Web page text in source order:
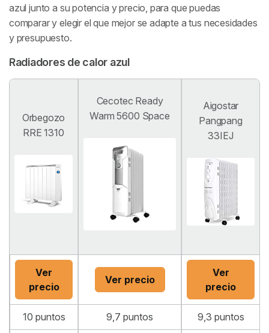
azul junto a su potencia y precio, para que puedas
comparar y elegir el que mejor se adapte a tus necesidades
y presupuesto.
Radiadores de calor azul
Orbegozo
RRE 1310
Cecotec Ready
Warm 5600 Space
Aigostar
Pangpang
33IEJ
Ver
precio
Ver precio
Ver
precio
10 puntos 9,7 puntos 9,3 puntos